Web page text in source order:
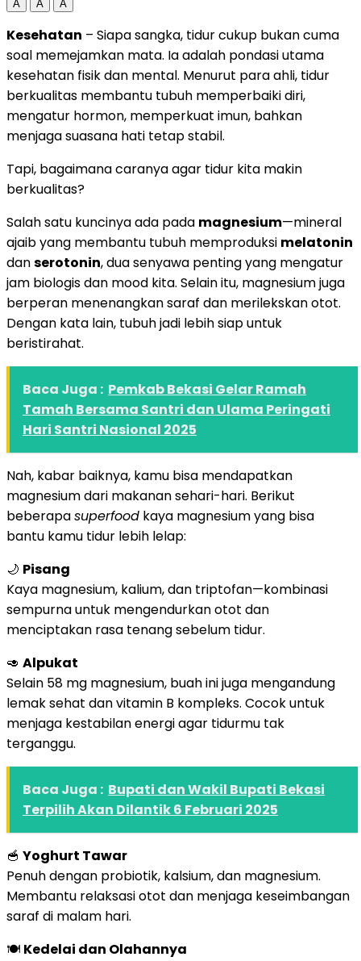
A A A
Kesehatan – Siapa sangka, tidur cukup bukan cuma
soal memejamkan mata. Ia adalah pondasi utama
kesehatan fisik dan mental. Menurut para ahli, tidur
berkualitas membantu tubuh memperbaiki diri,
mengatur hormon, memperkuat imun, bahkan
menjaga suasana hati tetap stabil.
Tapi, bagaimana caranya agar tidur kita makin
berkualitas?
Salah satu kuncinya ada pada magnesium—mineral
ajaib yang membantu tubuh memproduksi melatonin
danserotonin, dua senyawa penting yang mengatur
jam biologis dan mood kita. Selain itu, magnesium juga
berperan menenangkan saraf dan merilekskan otot.
Dengan kata lain, tubuh jadi lebih siap untuk
beristirahat.
Baca Juga : Pemkab Bekasi Gelar Ramah
Tamah Bersama Santri dan Ulama Peringati
Hari Santri Nasional 2025
Nah, kabar baiknya, kamu bisa mendapatkan
magnesium dari makanan sehari-hari. Berikut
beberapasuperfood kaya magnesium yang bisa
bantu kamu tidur lebih lelap:
🌙 Pisang
Kaya magnesium, kalium, dan triptofan—kombinasi
sempurna untuk mengendurkan otot dan
menciptakan rasa tenang sebelum tidur.
🥑 Alpukat
Selain 58 mg magnesium, buah ini juga mengandung
lemak sehat dan vitamin B kompleks. Cocok untuk
menjaga kestabilan energi agar tidurmu tak
terganggu.
Baca Juga : Bupati dan Wakil Bupati Bekasi
Terpilih Akan Dilantik 6 Februari 2025
🥣 Yoghurt Tawar
Penuh dengan probiotik, kalsium, dan magnesium.
Membantu relaksasi otot dan menjaga keseimbangan
saraf di malam hari.
🍽️ Kedelai dan Olahannya